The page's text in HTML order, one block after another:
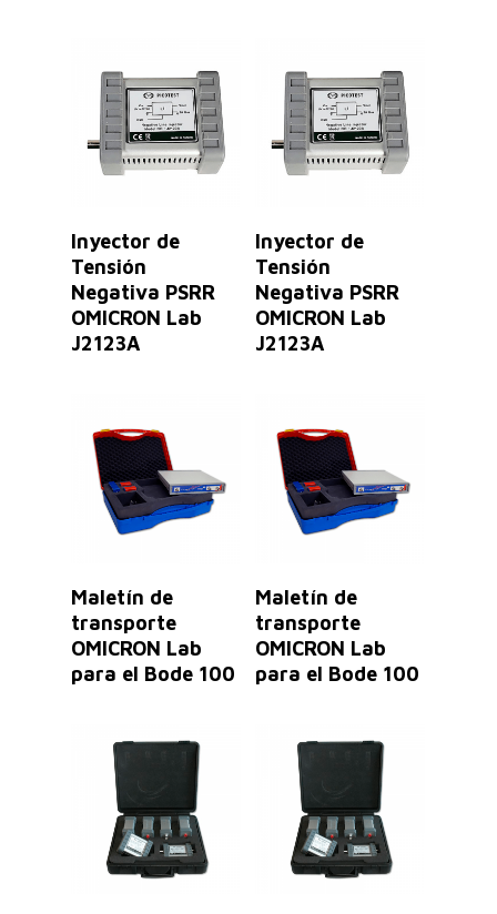
Leer Más
Inyector de
Tensión
Negativa PSRR
OMICRON Lab
J2123A
Leer Más
Inyector de
Tensión
Negativa PSRR
OMICRON Lab
J2123A
Maletín de
transporte
OMICRON Lab
para el Bode 100
Maletín de
transporte
OMICRON Lab
para el Bode 100